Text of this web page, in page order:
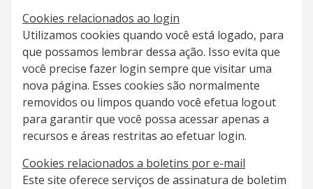
Cookies relacionados ao login
Utilizamos cookies quando você está logado, para
que possamos lembrar dessa ação. Isso evita que
você precise fazer login sempre que visitar uma
nova página. Esses cookies são normalmente
removidos ou limpos quando você efetua logout
para garantir que você possa acessar apenas a
recursos e áreas restritas ao efetuar login.
Cookies relacionados a boletins por e-mail
Este site oferece serviços de assinatura de boletim